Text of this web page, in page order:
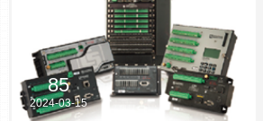
85
2024-03-15